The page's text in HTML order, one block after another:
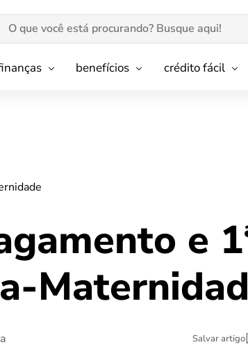
benefícios crédito fácil
e
Salvar artigo